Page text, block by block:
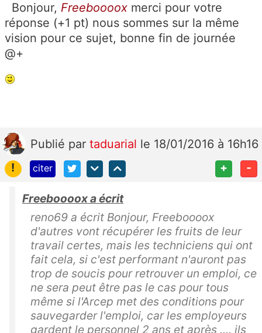
Bonjour, Freeboooox merci pour votre
réponse (+1 pt) nous sommes sur la même
vision pour ce sujet, bonne fin de journée
@+
Publié par taduarial le 18/01/2016 à 16h16
!
citer + -
Freeboooox a écrit
reno69 a écrit Bonjour, Freeboooox
d'autres vont récupérer les fruits de leur
travail certes, mais les techniciens qui ont
fait cela, si c'est performant n'auront pas
trop de soucis pour retrouver un emploi, ce
ne sera peut être pas le cas pour tous
même si l'Arcep met des conditions pour
sauvegarder l'emploi, car les employeurs
gardent le personnel 2 ans et après .... ils